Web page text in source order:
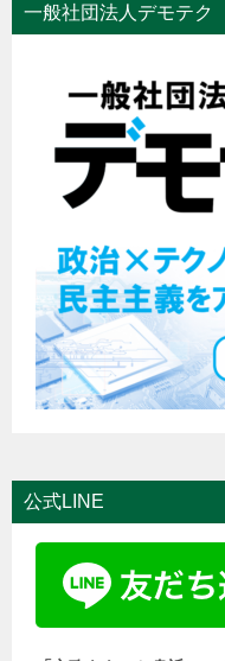
一般社団法人デモテク
公式LINE